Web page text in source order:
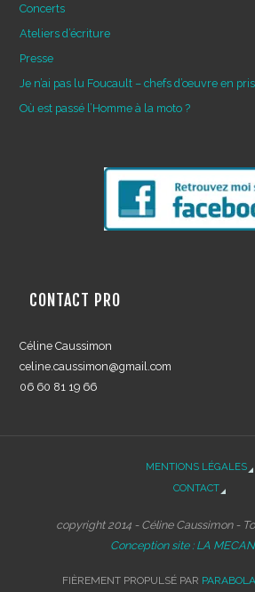
Concerts
Ateliers d’écriture
Presse
Je n’ai pas lu Foucault – chefs d’œuvre en
Où est passé l’Homme à la moto ?
CONTACT PRO
Céline Caussimon
celine.caussimon@gmail.com
06 60 81 19 66
MENTIONS LÉGALES
CONTACT
copyright 2014 - Céline Caussimon -
Conception site : LA
FIÈREMENT PROPULSÉ PAR PARABOLA